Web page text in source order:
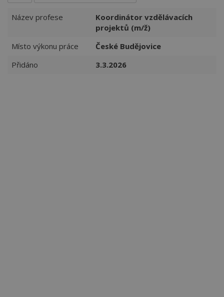
Název profese
Koordinátor vzdělávacích
projektů (m/ž)
Místo výkonu práce
České Budějovice
Přidáno
3.3.2026